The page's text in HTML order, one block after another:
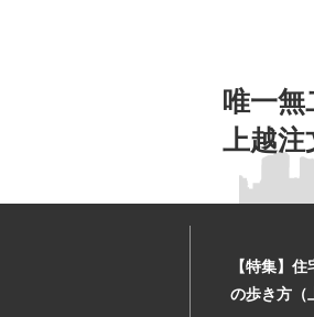
唯一
上越注
【特集】
の歩き方（